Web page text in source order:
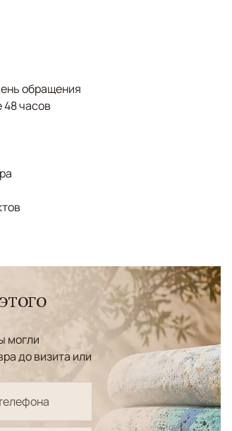
обращения
48 часов
могли
до визита или